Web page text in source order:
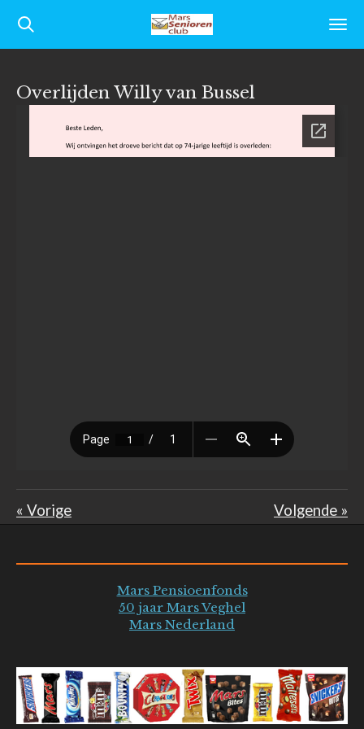
Ga
direct
de
hoofdinhoud
Overlijden Willy van Bussel
« Vorige Volgende »
Mars Pensioenfonds
50 jaar Mars Veghel
Mars Nederland